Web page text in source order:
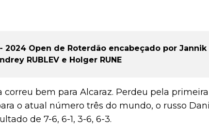
- 2024 Open de Roterdão encabeçado por Jannik
RUBLEV e Holger RUNE
correu bem para Alcaraz. Perdeu pela
o atual número três do mundo, o russo
de 7-6, 6-1, 3-6, 6-3.